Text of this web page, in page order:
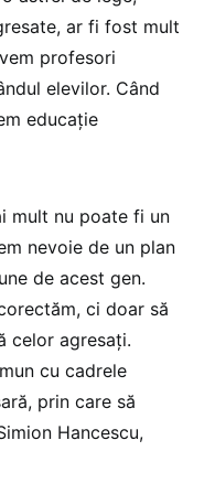
ar fi fost mult
profesori
elevilor. Când
educaţie
mult nu poate fi un
nevoie de un plan
de acest gen.
ci doar să
celor agresaţi.
cu cadrele
prin care să
Hancescu,